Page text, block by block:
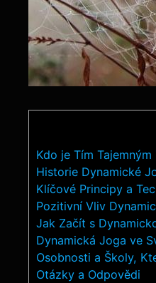
Kdo je Tím
Historie Dynamické
Klíčové Principy a
Pozitivní Vliv
Jak Začít s
Dynamická Joga ve
Osobnosti a Školy,
Otázky a Odpovědi